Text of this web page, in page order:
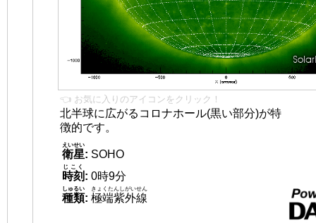
👈 お気に入りのアイコンをクリック！
北半球に広がるコロナホール(黒い部分)が特
徴的です。
衛星
えいせい
: SOHO
時刻
じこく
: 0時9分
種類
しゅるい
: 極端紫外線
きょくたんしがいせん